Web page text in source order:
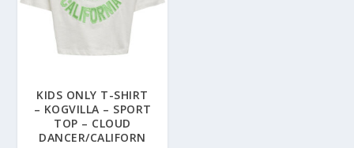
KIDS ONLY T-SHIRT
– KOGVILLA – SPORT
TOP – CLOUD
DANCER/CALIFORN